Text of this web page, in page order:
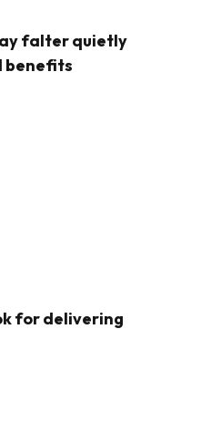
falter quietly
benefits
for delivering